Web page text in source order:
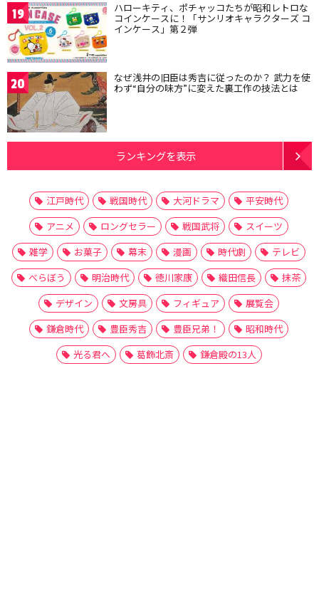
19 ハローキティ、ポチャッコたちが昭和レトロな
コインケースに！「サンリオキャラクターズ コ
インケース」第２弾
20 なぜ浅井の旧臣は秀吉に従ったのか？ 武力を使
わず“自分の味方”に変えた裏工作の技法とは
ランキングを表示
江戸時代 戦国時代 大河ドラマ
平安時代
アニメ
ロングセラー 戦国武将
スイーツ
雑学
お菓子 幕末 漫画 時代劇
テレビ
べらぼう
明治時代 徳川家康 織田信長
抹茶
デザイン
文房具 フィギュア
展覧会
鎌倉時代
豊臣秀吉 豊臣兄弟！
昭和時代
光る君へ
葛飾北斎 鎌倉殿の13人